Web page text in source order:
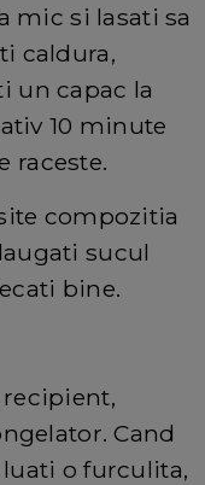
mic si lasati sa
caldura,
un capac la
10 minute
raceste.
compozitia
sucul
bine.
Cand
o furculita,